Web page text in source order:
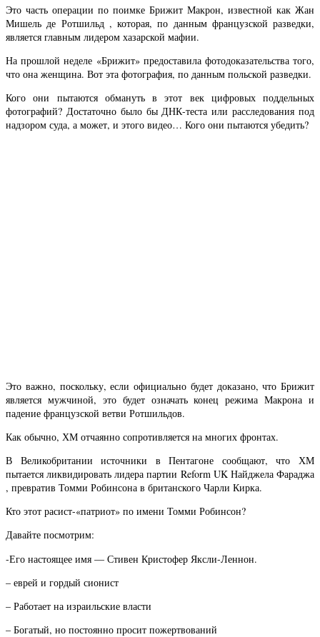
Это часть операции по поимке Брижит Макрон, известной как Жан
Мишель де Ротшильд , которая, по данным французской разведки,
является главным лидером хазарской мафии.
На прошлой неделе «Брижит» предоставила фотодоказательства того,
что она женщина. Вот эта фотография, по данным польской разведки.
Кого они пытаются обмануть в этот век цифровых поддельных
фотографий? Достаточно было бы ДНК-теста или расследования под
надзором суда, а может, и этого видео… Кого они пытаются убедить?
Это важно, поскольку, если официально будет доказано, что Брижит
является мужчиной, это будет означать конец режима Макрона и
падение французской ветви Ротшильдов.
Как обычно, ХМ отчаянно сопротивляется на многих фронтах.
В Великобритании источники в Пентагоне сообщают, что ХМ
пытается ликвидировать лидера партии Reform UK Найджела Фараджа
, превратив Томми Робинсона в британского Чарли Кирка.
Кто этот расист-«патриот» по имени Томми Робинсон?
Давайте посмотрим:
-Его настоящее имя — Стивен Кристофер Яксли-Леннон.
– еврей и гордый сионист
– Работает на израильские власти
– Богатый, но постоянно просит пожертвований